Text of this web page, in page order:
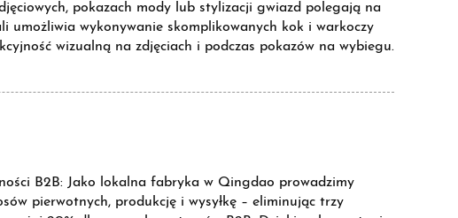
pokazach mody lub stylizacji gwiazd polegają na
umożliwia wykonywanie skomplikowanych kok i warkoczy
wizualną na zdjęciach i podczas pokazów na wybiegu.
B2B: Jako lokalna fabryka w Qingdao prowadzimy
pierwotnych, produkcję i wysyłkę – eliminując trzy